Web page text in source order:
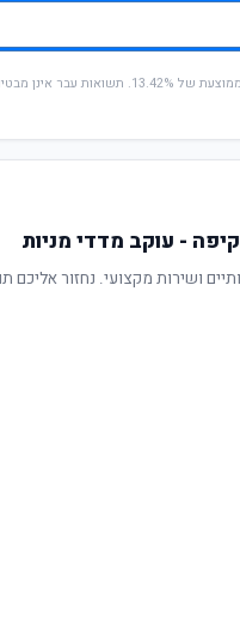
* החישוב מבוסס על תשואה שנתית ממוצעת של 13.42%.
- עוקב מדדי מניות